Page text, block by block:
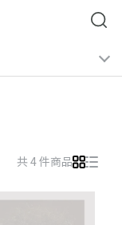
共 4 件商品